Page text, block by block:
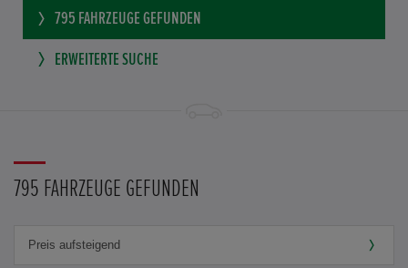
795 FAHRZEUGE GEFUNDEN
ERWEITERTE SUCHE
795 FAHRZEUGE GEFUNDEN